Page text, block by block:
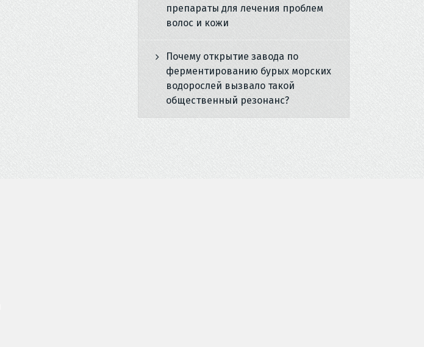
препараты для лечения проблем
волос и кожи
Почему открытие завода по
ферментированию бурых морских
водорослей вызвало такой
общественный резонанс?